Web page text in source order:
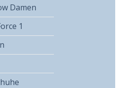
Damen
1